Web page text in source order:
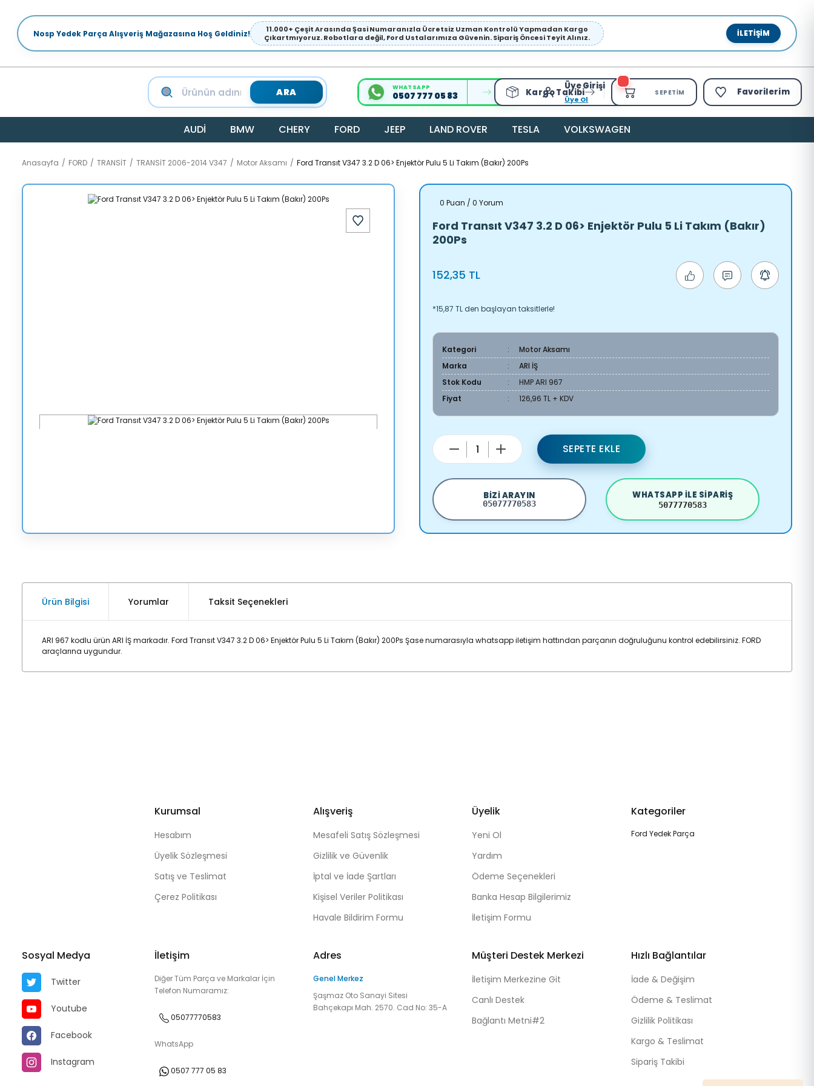
Nosp Yedek Parça Alışveriş Mağazasına Hoş Geldiniz!
11.000+ Çeşit Arasında Şasi Numaranızla Ücretsiz Uzman Kontrolü Yapmadan Kargo
Çıkartmıyoruz. Robotlara değil, Ford Ustalarımıza Güvenin. Sipariş Öncesi Teyit Alınız.
İLETIŞIM
ARA WHATSAPP
0507 777 05 83 Kargo Takibi
Üye Girişi
Üye Ol
SEPETIM Favorilerim
AUDİ BMW CHERY FORD JEEP LAND ROVER TESLA VOLKSWAGEN
Anasayfa FORD TRANSİT TRANSİT 2006-2014 V347 Motor Aksamı Ford Transıt V347 3.2 D 06> Enjektör Pulu 5 Li Takım (Bakır) 200Ps
0 Puan / 0 Yorum
Ford Transıt V347 3.2 D 06> Enjektör Pulu 5 Li Takım (Bakır)
200Ps
152,35 TL
*15,87 TL den başlayan taksitlerle!
Kategori
Motor Aksamı
Marka
ARI İŞ
Stok Kodu
HMP ARI 967
Fiyat
126,96 TL + KDV
SEPETE EKLE
BIZI ARAYIN
05077770583
WHATSAPP ILE SIPARIŞ
5077770583
Ürün Bilgisi Yorumlar Taksit Seçenekleri
ARI 967 kodlu ürün ARI İŞ markadır. Ford Transıt V347 3.2 D 06> Enjektör Pulu 5 Li Takım (Bakır) 200Ps Şase numarasıyla whatsapp iletişim hattından parçanın doğruluğunu kontrol edebilirsiniz. FORD
araçlarına uygundur.
Kurumsal
Hesabım
Üyelik Sözleşmesi
Satış ve Teslimat
Çerez Politikası
Alışveriş
Mesafeli Satış Sözleşmesi
Gizlilik ve Güvenlik
İptal ve İade Şartları
Kişisel Veriler Politikası
Havale Bildirim Formu
Üyelik
Yeni Ol
Yardım
Ödeme Seçenekleri
Banka Hesap Bilgilerimiz
İletişim Formu
Kategoriler
Ford Yedek Parça
Sosyal Medya
Twitter
Youtube
Facebook
Instagram
İletişim
Diğer Tüm Parça ve Markalar İçin
Telefon Numaramız:
05077770583
WhatsApp
0507 777 05 83
Adres
Genel Merkez
Şaşmaz Oto Sanayi Sitesi
Bahçekapı Mah. 2570. Cad No: 35-A
Müşteri Destek Merkezi
İletişim Merkezine Git
Canlı Destek
Bağlantı Metni#2
Hızlı Bağlantılar
İade & Değişim
Ödeme & Teslimat
Gizlilik Politikası
Kargo & Teslimat
Sipariş Takibi